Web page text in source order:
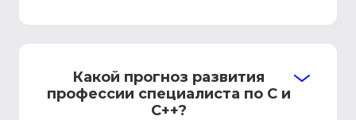
Какой прогноз развития
профессии специалиста по C и
C++?